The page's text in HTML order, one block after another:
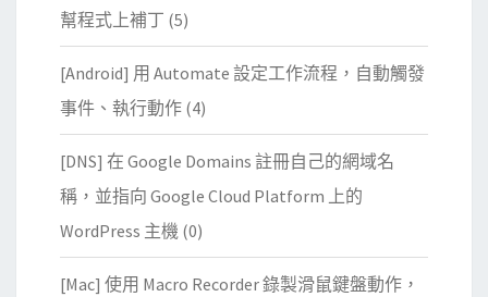
幫程式上補丁 (5)
[Android] 用 Automate 設定工作流程，自動觸發
事件、執行動作 (4)
[DNS] 在 Google Domains 註冊自己的網域名
稱，並指向 Google Cloud Platform 上的
WordPress 主機 (0)
[Mac] 使用 Macro Recorder 錄製滑鼠鍵盤動作，